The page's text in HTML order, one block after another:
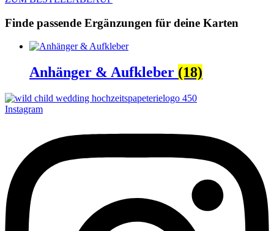
Finde passende Ergänzungen für deine Karten
Anhänger & Aufkleber (18)
Instagram